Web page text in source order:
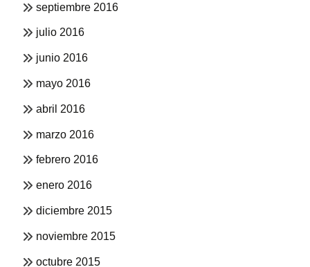
septiembre 2016
julio 2016
junio 2016
mayo 2016
abril 2016
marzo 2016
febrero 2016
enero 2016
diciembre 2015
noviembre 2015
octubre 2015